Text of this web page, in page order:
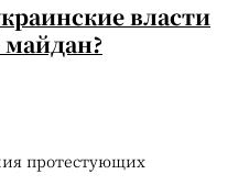
власти
протестующих